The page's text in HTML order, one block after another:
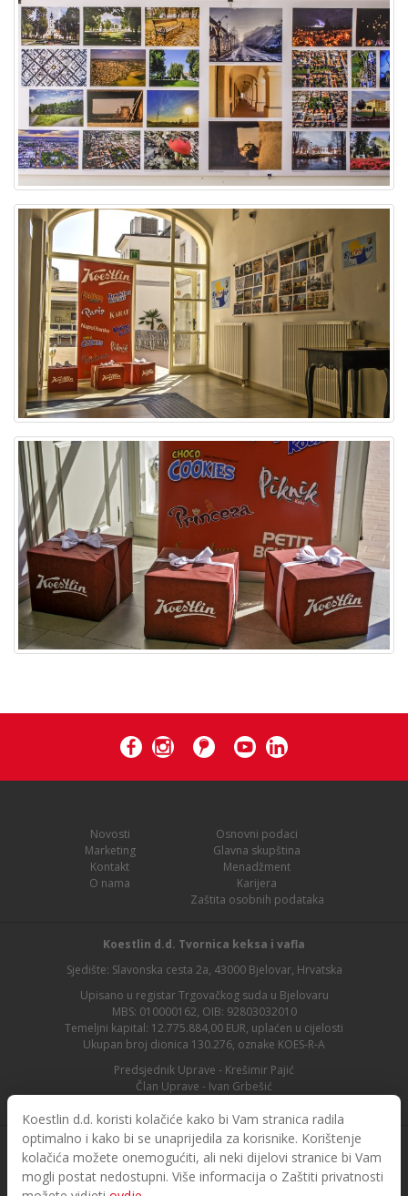
Koestlin d.d. koristi kolačiće kako bi Vam stranica radila
optimalno i kako bi se unaprijedila za korisnike. Korištenje
kolačića možete onemogućiti, ali neki dijelovi stranice bi Vam
mogli postat nedostupni. Više informacija o Zaštiti privatnosti
Novosti
Marketing
Kontakt
O nama
Osnovni podaci
Glavna skupština
Menadžment
Karijera
Zaštita osobnih podataka
Koestlin d.d. Tvornica keksa i vafla
Sjedište: Slavonska cesta 2a, 43000 Bjelovar, Hrvatska
Upisano u registar Trgovačkog suda u Bjelovaru
MBS: 010000162, OIB: 92803032010
Temeljni kapital: 12.775.884,00 EUR, uplaćen u cijelosti
Ukupan broj dionica 130.276, oznake KOES-R-A
Predsjednik Uprave - Krešimir Pajić
Član Uprave - Ivan Grbešić